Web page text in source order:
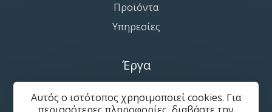
Προϊόντα
Υπηρεσίες
Έργα
Συστήματα Σκίασης Πάρκινγκ
Αυτός ο ιστότοπος χρησιμοποιεί cookies. Για